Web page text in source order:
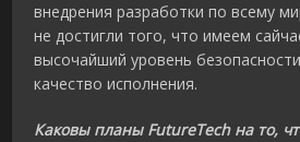
внедрения разработки по всему
не достигли того, что имеем
высочайший уровень
качество исполнения.
Каковы планы FutureTech на то,